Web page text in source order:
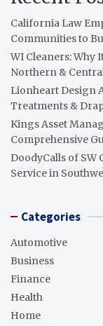
California Law
Communities to
WI Cleaners: Why
Northern &
Lionheart Design
Treatments &
Kings Asset
Comprehensive
DoodyCalls of SW
Service in
Categories
Automotive
Business
Finance
Health
Home